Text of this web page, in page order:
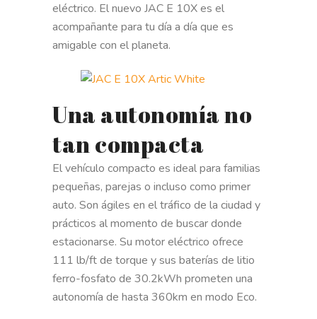
eléctrico. El nuevo JAC E 10X es el
acompañante para tu día a día que es
amigable con el planeta.
Una autonomía no
tan compacta
El vehículo compacto es ideal para familias
pequeñas, parejas o incluso como primer
auto. Son ágiles en el tráfico de la ciudad y
prácticos al momento de buscar donde
estacionarse. Su motor eléctrico ofrece
111 lb/ft de torque y sus baterías de litio
ferro-fosfato de 30.2kWh prometen una
autonomía de hasta 360km en modo Eco.